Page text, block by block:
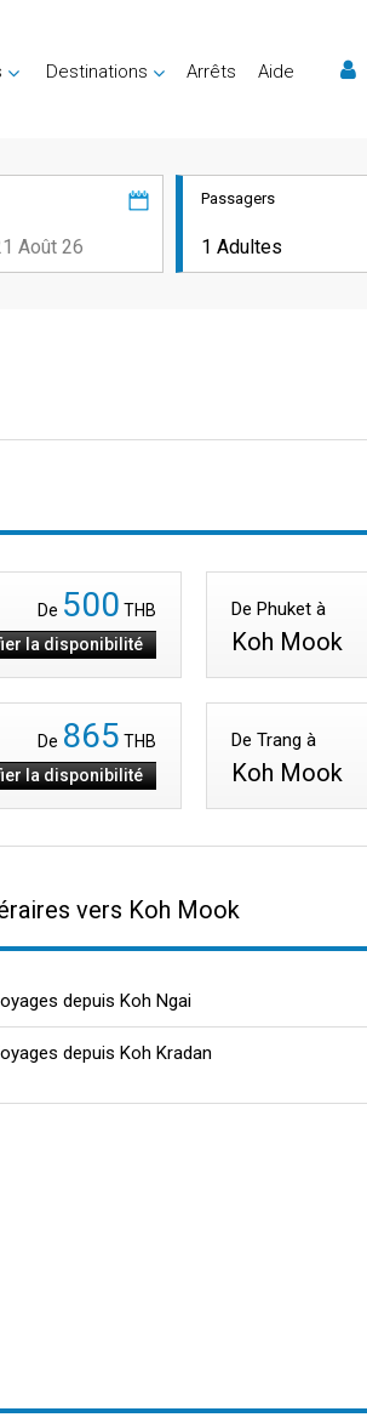
Destinations Arrêts Aide
Passagers
De 500 THB
la disponibilité
De Phuket à
Koh Mook
De 865 THB
la disponibilité
De Trang à
Koh Mook
vers Koh Mook
depuis Koh Ngai
depuis Koh Kradan